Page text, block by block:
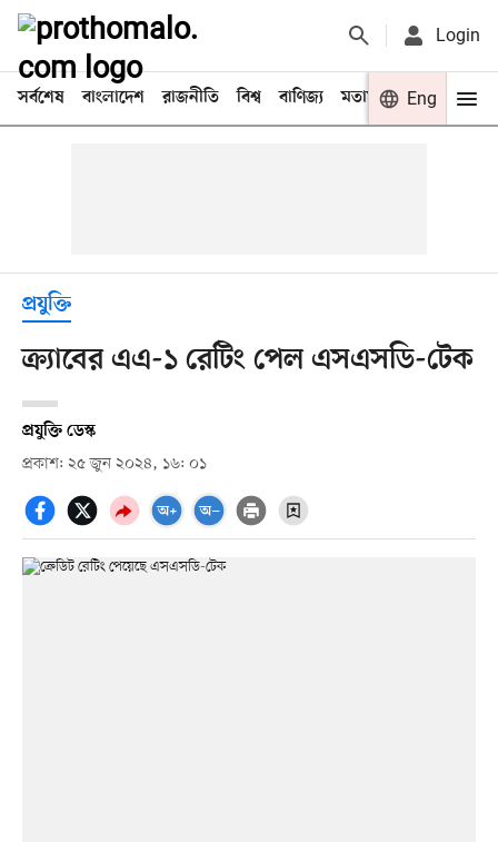
Login
সর্বশেষ বাংলাদেশ রাজনীতি বিশ্ব বাণিজ্য মতামত খেলা
Eng
প্রযুক্তি
ক্র্যাবের এএ-১ রেটিং পেল এসএসডি-টেক
প্রযুক্তি ডেস্ক
প্রকাশ: ২৫ জুন ২০২৪, ১৬: ০১